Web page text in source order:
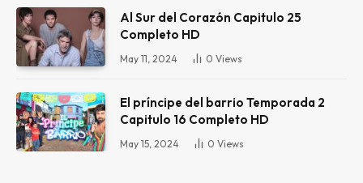
Al Sur del Corazón Capitulo 25
Completo HD
May 11, 2024 0 Views
El príncipe del barrio Temporada 2
Capitulo 16 Completo HD
May 15, 2024 0 Views